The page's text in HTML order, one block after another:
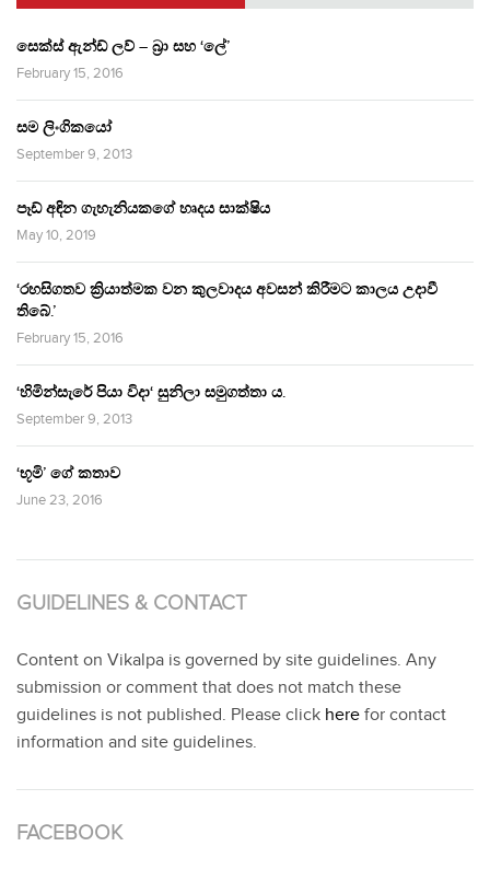
සෙක්ස් ඇන්ඩ් ලව් – බ්‍රා සහ ‘ලේ’
February 15, 2016
සම ලිංගිකයෝ
September 9, 2013
පෑඩ් අඳින ගැහැනියකගේ හෘදය සාක්ෂිය
May 10, 2019
‘රහසිගතව ක්‍රියාත්මක වන කුලවාදය අවසන් කිරීමට කාලය උදාවී
තිබේ.’
February 15, 2016
‘හිමින්සැරේ පියා විදා‘ සුනිලා සමුගත්තා ය.
September 9, 2013
‘භූමි’ ගේ කතාව
June 23, 2016
GUIDELINES & CONTACT
Content on Vikalpa is governed by site guidelines. Any
submission or comment that does not match these
guidelines is not published. Please click here for contact
information and site guidelines.
FACEBOOK